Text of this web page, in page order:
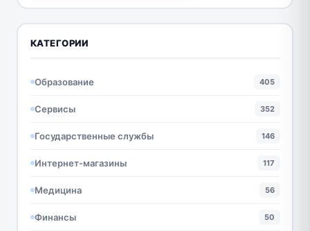
КАТЕГОРИИ
Образование 405
Сервисы 352
Государственные службы 146
Интернет-магазины 117
Медицина 56
Финансы 50